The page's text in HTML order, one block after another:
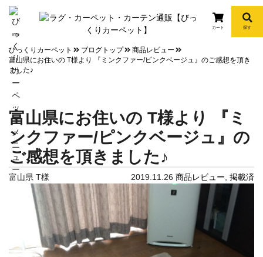
info
カート 探す
びっくりカーペット ブログトップ
商品レビュー
富山県にお住いの T様より 『ミンクファー/ピンクベージュ』のご感想を頂き
ました♪
富山県にお住いの T様より 『ミ
ンクファー/ピンクベージュ』の
ご感想を頂きました♪
富山県 T様 2019.11.26 商品レビュー 掲載済